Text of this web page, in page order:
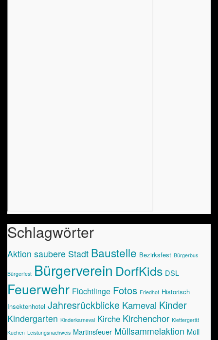
Schlagwörter
Aktion saubere Stadt Baustelle Bezirksfest Bürgerbus
Bürgerfest Bürgerverein DorfKids DSL
Feuerwehr Flüchtlinge Fotos Friedhof Historisch
Insektenhotel Jahresrückblicke Karneval Kinder
Kindergarten Kinderkarneval Kirche Kirchenchor Klettergerät
Kuchen Leistungsnachweis Martinsfeuer Müllsammelaktion Müll